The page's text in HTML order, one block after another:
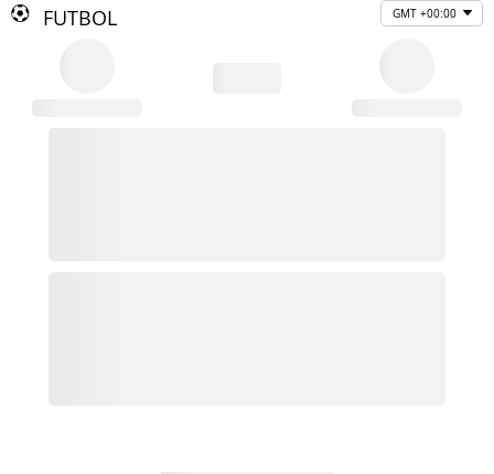
FUTBOL GMT +00:00